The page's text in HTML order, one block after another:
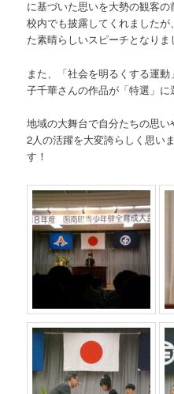
に基づいた思いを大勢の観客
校内でも披露してくれました
た素晴らしいスピーチとなりま
また、「社会を明るくする運
子千華さんの作品が「特選」に
地域の大舞台で自分たちの思
2人の活躍を大変誇らしく思い
す！